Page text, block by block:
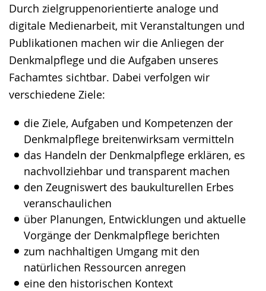
Durch zielgruppenorientierte analoge und
digitale Medienarbeit, mit Veranstaltungen und
Publikationen machen wir die Anliegen der
Denkmalpflege und die Aufgaben unseres
Fachamtes sichtbar. Dabei verfolgen wir
verschiedene Ziele:
die Ziele, Aufgaben und Kompetenzen der
Denkmalpflege breitenwirksam vermitteln
das Handeln der Denkmalpflege erklären, es
nachvollziehbar und transparent machen
den Zeugniswert des baukulturellen Erbes
veranschaulichen
über Planungen, Entwicklungen und aktuelle
Vorgänge der Denkmalpflege berichten
zum nachhaltigen Umgang mit den
natürlichen Ressourcen anregen
eine den historischen Kontext
wechseln.
Deutscher
Gebärdensprache
wird
angezeigt.